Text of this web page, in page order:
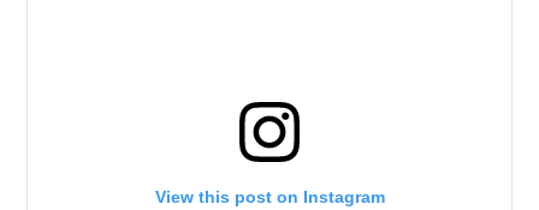
View this post on Instagram